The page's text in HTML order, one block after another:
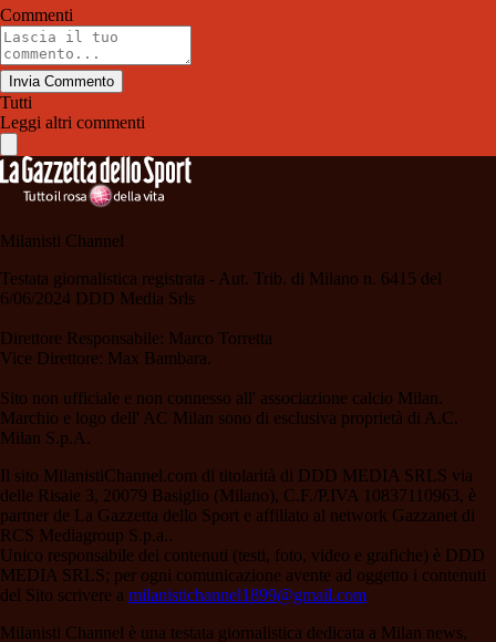
Commenti
Invia Commento
Tutti
Leggi altri commenti
Milanisti Channel
Testata giornalistica registrata - Aut. Trib. di Milano n. 6415 del
6/06/2024 DDD Media Srls
Direttore Responsabile: Marco Torretta
Vice Direttore: Max Bambara.
Sito non ufficiale e non connesso all' associazione calcio Milan.
Marchio e logo dell' AC Milan sono di esclusiva proprietà di A.C.
Milan S.p.A.
Il sito MilanistiChannel.com di titolarità di DDD MEDIA SRLS via
delle Risaie 3, 20079 Basiglio (Milano), C.F./P.IVA 10837110963, è
partner de La Gazzetta dello Sport e affiliato al network Gazzanet di
RCS Mediagroup S.p.a..
Unico responsabile dei contenuti (testi, foto, video e grafiche) è DDD
MEDIA SRLS; per ogni comunicazione avente ad oggetto i contenuti
del Sito scrivere a milanistichannel1899@gmail.com
Milanisti Channel è una testata giornalistica dedicata a Milan news,